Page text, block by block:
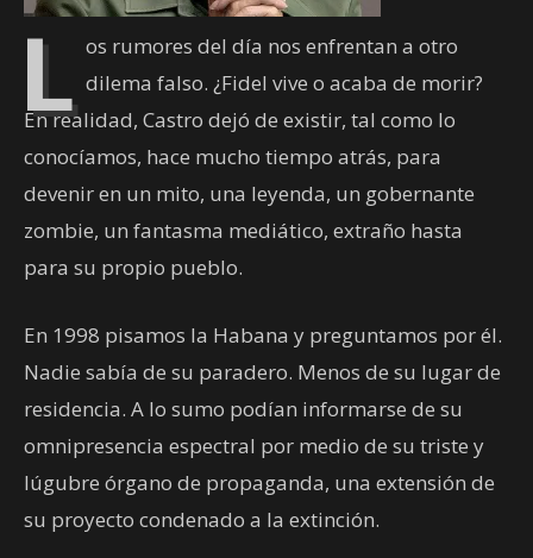
L os rumores del día nos enfrentan a otro
dilema falso. ¿Fidel vive o acaba de morir?
En realidad, Castro dejó de existir, tal como lo
conocíamos, hace mucho tiempo atrás, para
devenir en un mito, una leyenda, un gobernante
zombie, un fantasma mediático, extraño hasta
para su propio pueblo.
En 1998 pisamos la Habana y preguntamos por él.
Nadie sabía de su paradero. Menos de su lugar de
residencia. A lo sumo podían informarse de su
omnipresencia espectral por medio de su triste y
lúgubre órgano de propaganda, una extensión de
su proyecto condenado a la extinción.